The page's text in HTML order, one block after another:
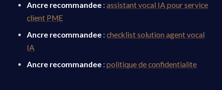
Ancre recommandee :assistant vocal IA pour service
client PME
Ancre recommandee :checklist solution agent vocal
IA
Ancre recommandee :politique de confidentialite